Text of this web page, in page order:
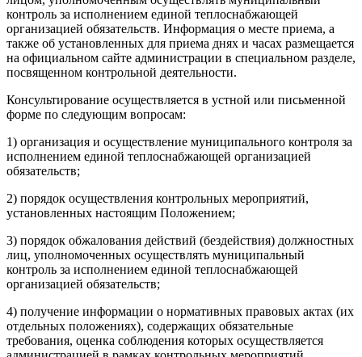
контроль за исполнением единой теплоснабжающей
организацией обязательств. Информация о месте приема, а
также об установленных для приема днях и часах размещается
на официальном сайте администрации в специальном разделе,
посвященном контрольной деятельности.
Консультирование осуществляется в устной или письменной
форме по следующим вопросам:
1) организация и осуществление муниципального контроля за
исполнением единой теплоснабжающей организацией
обязательств;
2) порядок осуществления контрольных мероприятий,
установленных настоящим Положением;
3) порядок обжалования действий (бездействия) должностных
лиц, уполномоченных осуществлять муниципальный
контроль за исполнением единой теплоснабжающей
организацией обязательств;
4) получение информации о нормативных правовых актах (их
отдельных положениях), содержащих обязательные
требования, оценка соблюдения которых осуществляется